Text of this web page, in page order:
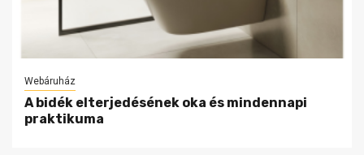
Webáruház
A bidék elterjedésének oka és mindennapi
praktikuma